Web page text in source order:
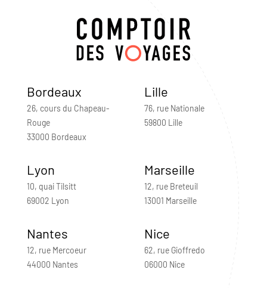
Bordeaux
26, cours du Chapeau-
Rouge
33000 Bordeaux
Lille
76, rue Nationale
59800 Lille
Lyon
10, quai Tilsitt
69002 Lyon
Marseille
12, rue Breteuil
13001 Marseille
Nantes
12, rue Mercoeur
44000 Nantes
Nice
62, rue Gioffredo
06000 Nice